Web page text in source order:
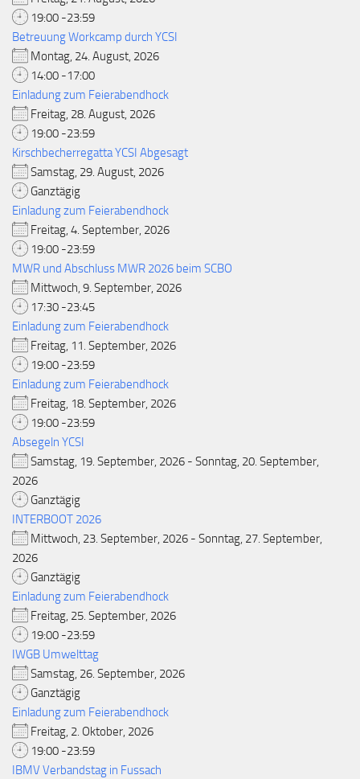
19:00 -23:59
Betreuung Workcamp durch YCSI
Montag, 24. August, 2026
14:00 -17:00
Einladung zum Feierabendhock
Freitag, 28. August, 2026
19:00 -23:59
Kirschbecherregatta YCSI Abgesagt
Samstag, 29. August, 2026
Ganztägig
Einladung zum Feierabendhock
Freitag, 4. September, 2026
19:00 -23:59
MWR und Abschluss MWR 2026 beim SCBO
Mittwoch, 9. September, 2026
17:30 -23:45
Einladung zum Feierabendhock
Freitag, 11. September, 2026
19:00 -23:59
Einladung zum Feierabendhock
Freitag, 18. September, 2026
19:00 -23:59
Absegeln YCSI
Samstag, 19. September, 2026 - Sonntag, 20. September,
2026
Ganztägig
INTERBOOT 2026
Mittwoch, 23. September, 2026 - Sonntag, 27. September,
2026
Ganztägig
Einladung zum Feierabendhock
Freitag, 25. September, 2026
19:00 -23:59
IWGB Umwelttag
Samstag, 26. September, 2026
Ganztägig
Einladung zum Feierabendhock
Freitag, 2. Oktober, 2026
19:00 -23:59
IBMV Verbandstag in Fussach